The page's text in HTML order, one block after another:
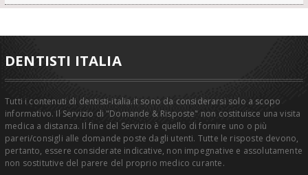
DENTISTI ITALIA
Tutti i contenuti di dentisti-italia.it sono da considerarsi solo a scopo
informativo. Il Servizio di "Domande & Risposte" non costituisce una visita
medica a distanza. Il fine del Servizio è quello di fornire uno o più
pareri/consigli alle domande poste dagli utenti. Tutte le risposte devono,
pertanto, essere considerate indicative, non impegnative e assolutamente
non sostitutive del parere del proprio medico curante.